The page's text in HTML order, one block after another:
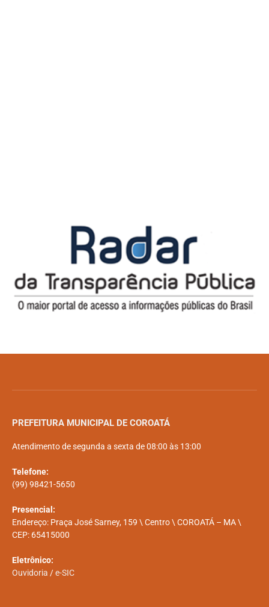
PREFEITURA MUNICIPAL DE COROATÁ
Atendimento de segunda a sexta de 08:00 às 13:00
Telefone:
(99) 98421-5650
Presencial:
Endereço: Praça José Sarney, 159 \ Centro \ COROATÁ – MA \
CEP: 65415000
Eletrônico:
Ouvidoria /e-SIC